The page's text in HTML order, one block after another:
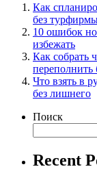
Как
без
10 ошибок
избежать
Как собрать
переполнить
Что взять в
без лишнего
Поиск
Recent